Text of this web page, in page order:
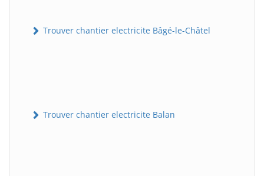
Trouver chantier electricite Bâgé-le-Châtel
Trouver chantier electricite Balan